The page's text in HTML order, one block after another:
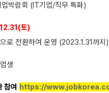
박람회 (IT기업/직무 특화)
토)
로 전환하여 운영 (2023.1.31까지)
생
참여 https://